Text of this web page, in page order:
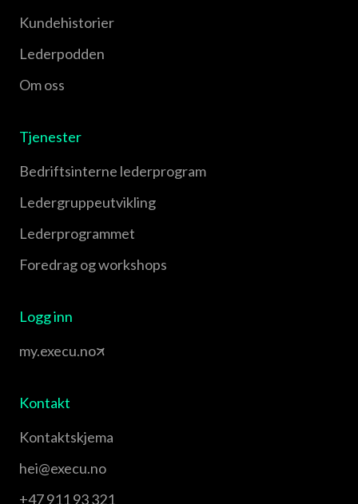
Kundehistorier
Lederpodden
Om oss
Tjenester
Bedriftsinterne lederprogram
Leder­gruppe­utvikling
Leder­programmet
Foredrag og workshops
Logg inn
my.execu.no
Kontakt
Kontaktskjema
hei@execu.no
+47 911 93 321